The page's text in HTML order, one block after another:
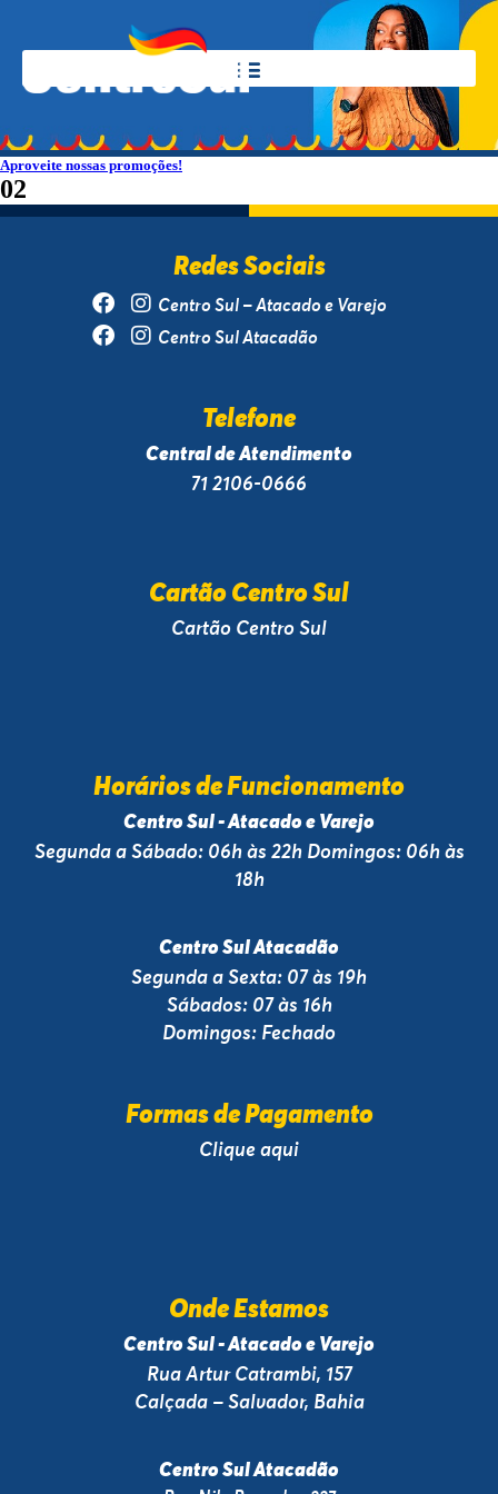
Aproveite nossas promoções!
02
Redes Sociais
Centro Sul – Atacado e Varejo
Centro Sul Atacadão
Telefone
Central de Atendimento
71 2106-0666
Cartão Centro Sul
Cartão Centro Sul
Horários de Funcionamento
Centro Sul - Atacado e Varejo
Segunda a Sábado: 06h às 22h Domingos: 06h às
18h
Centro Sul Atacadão
Segunda a Sexta: 07 às 19h
Sábados: 07 às 16h
Domingos: Fechado
Formas de Pagamento
Clique aqui
Onde Estamos
Centro Sul - Atacado e Varejo
Rua Artur Catrambi, 157
Calçada – Salvador, Bahia
Centro Sul Atacadão